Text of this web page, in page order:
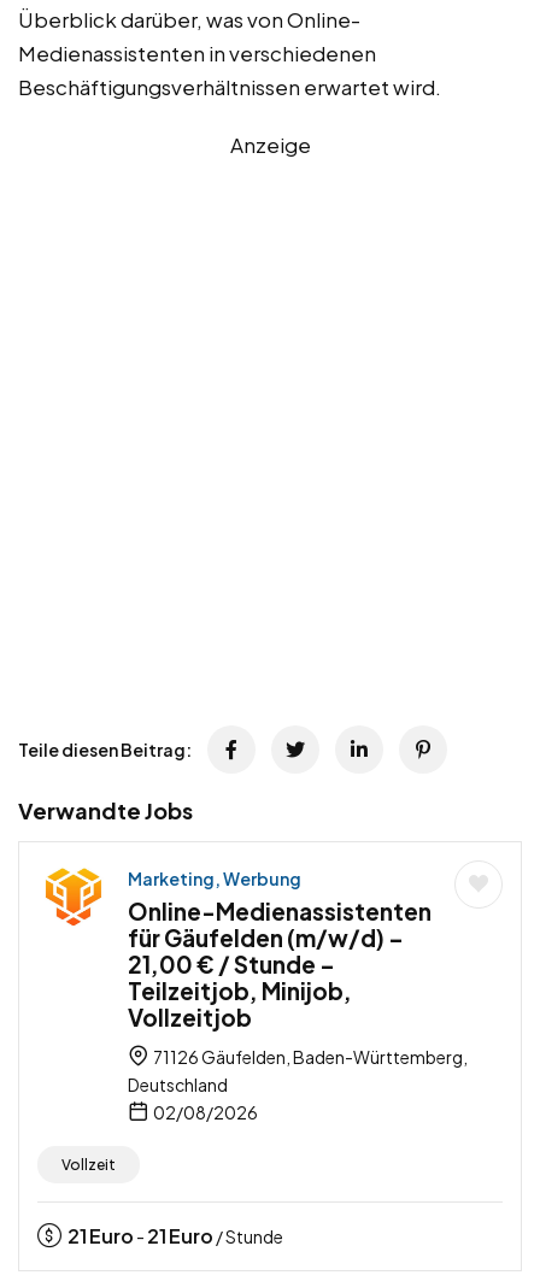
Überblick darüber, was von Online-
Medienassistenten in verschiedenen
Beschäftigungsverhältnissen erwartet wird.
Anzeige
Teile diesen Beitrag:
Verwandte Jobs
Marketing, Werbung
Online-Medienassistenten
für Gäufelden (m/w/d) –
21,00 € / Stunde –
Teilzeitjob, Minijob,
Vollzeitjob
71126 Gäufelden, Baden-Württemberg,
Deutschland
02/08/2026
Vollzeit
21Euro - 21Euro / Stunde